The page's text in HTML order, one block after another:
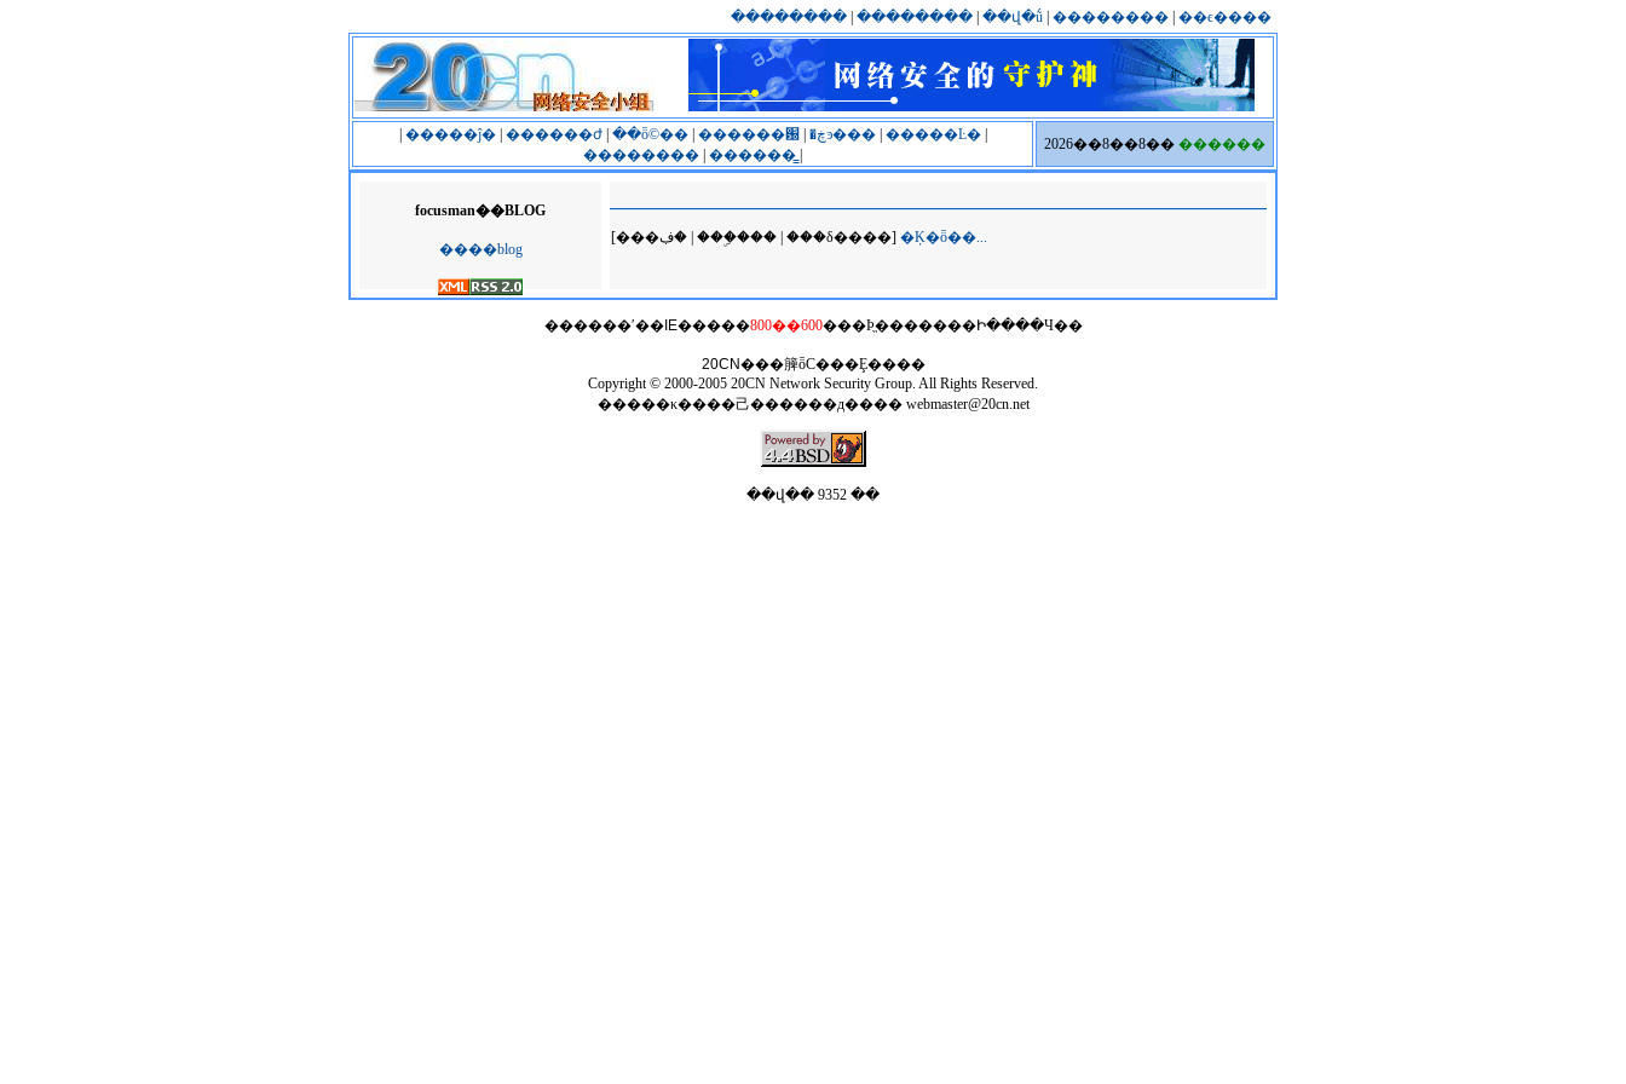
�������� �������� ��վ�ṹ �������� ��ϵ����
�����ĵ�| ������ժ| ��ȫ©��| ������԰ �ڿͽ���| �����Ŀ�|
�������� ������̳
2026��8��8�� ������
focusman��BLOG
����blog
[���ڣ� | ���ۣ��� | ���δ����] �Ķ�ȫ��...
������ʹ��IE�����800��600���Ϸֱ�������Ի����Ч��
20CN���簲ȫС���Ȩ����
Copyright © 2000-2005 20CN Network Security Group. All Rights Reserved.
�����κ����⼰������д���� webmaster@20cn.net
��վ�� 9352 ��